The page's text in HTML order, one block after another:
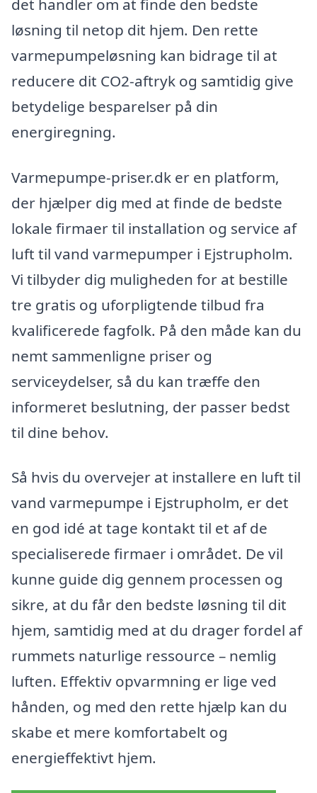
det handler om at finde den bedste
løsning til netop dit hjem. Den rette
varmepumpeløsning kan bidrage til at
reducere dit CO2-aftryk og samtidig give
betydelige besparelser på din
energiregning.
Varmepumpe-priser.dk er en platform,
der hjælper dig med at finde de bedste
lokale firmaer til installation og service af
luft til vand varmepumper i Ejstrupholm.
Vi tilbyder dig muligheden for at bestille
tre gratis og uforpligtende tilbud fra
kvalificerede fagfolk. På den måde kan du
nemt sammenligne priser og
serviceydelser, så du kan træffe den
informeret beslutning, der passer bedst
til dine behov.
Så hvis du overvejer at installere en luft til
vand varmepumpe i Ejstrupholm, er det
en god idé at tage kontakt til et af de
specialiserede firmaer i området. De vil
kunne guide dig gennem processen og
sikre, at du får den bedste løsning til dit
hjem, samtidig med at du drager fordel af
rummets naturlige ressource – nemlig
luften. Effektiv opvarmning er lige ved
hånden, og med den rette hjælp kan du
skabe et mere komfortabelt og
energieffektivt hjem.